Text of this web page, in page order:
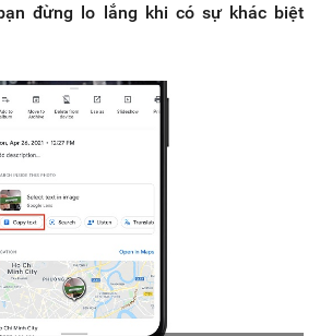
đừng lo lắng khi có sự khác biệt